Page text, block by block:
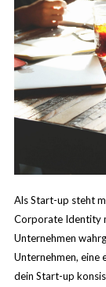
Als Start-up steht
Corporate Identity
Unternehmen
Unternehmen, eine
dein Start-up